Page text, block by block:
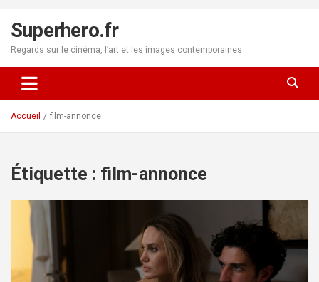
contenu
Superhero.fr
Regards sur le cinéma, l’art et les images contemporaines
Accueil film-annonce
Étiquette : film-annonce